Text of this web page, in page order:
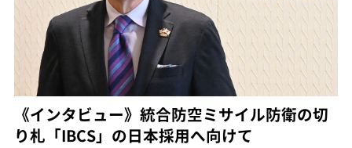
《インタビュー》統合防空ミサイル防衛の切
り札「IBCS」の日本採用へ向けて